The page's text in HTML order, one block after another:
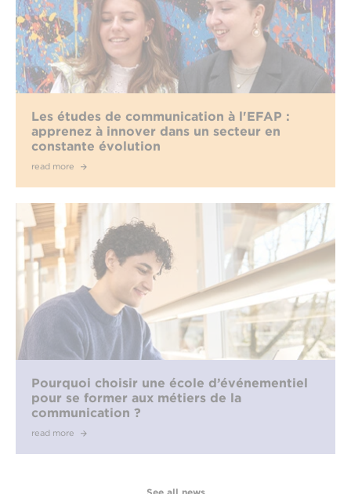
Les études de communication à l'EFAP :
apprenez à innover dans un secteur en
constante évolution
read more
Pourquoi choisir une école d’événementiel
pour se former aux métiers de la
communication ?
read more